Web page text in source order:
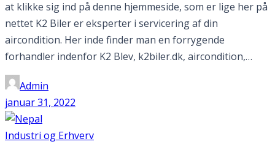
at klikke sig ind på denne hjemmeside, som er lige her på
nettet K2 Biler er eksperter i servicering af din
aircondition. Her inde finder man en forrygende
forhandler indenfor K2 Blev, k2biler.dk, aircondition,…
Admin
januar 31, 2022
Industri og Erhverv